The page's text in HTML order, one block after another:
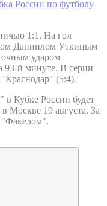
России по футболу
1:1. На гол
Даниилом Уткиным
ударом
93-й минуте. В серии
(5:4).
Кубке России будет
Москве 19 августа. За
"Факелом".